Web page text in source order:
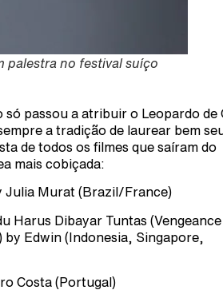
palestra no festival suíço
só passou a atribuir o Leopardo de
a tradição de laurear bem
de todos os filmes que saíram do
mais cobiçada:
Julia Murat (Brazil/France)
Harus Dibayar Tuntas (Vengeance
Edwin (Indonesia, Singapore,
Costa (Portugal)